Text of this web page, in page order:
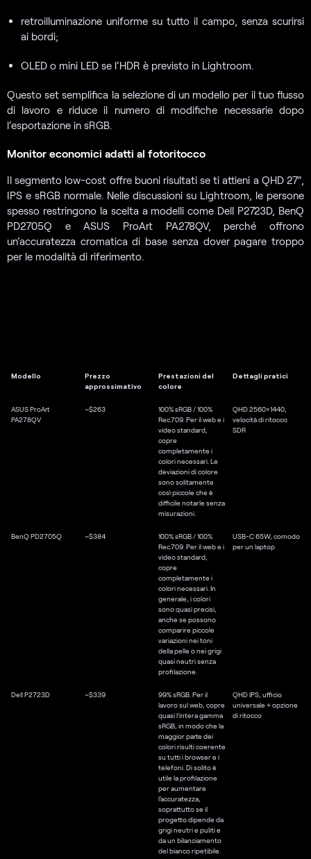
retroilluminazione uniforme su tutto il campo, senza scurirsi
ai bordi;
OLED o mini LED se l’HDR è previsto in Lightroom.
Questo set semplifica la selezione di un modello per il tuo flusso
di lavoro e riduce il numero di modifiche necessarie dopo
l’esportazione in sRGB.
Monitor economici adatti al fotoritocco
Il segmento low-cost offre buoni risultati se ti attieni a QHD 27″,
IPS e sRGB normale. Nelle discussioni su Lightroom, le persone
spesso restringono la scelta a modelli come Dell P2723D, BenQ
PD2705Q e ASUS ProArt PA278QV, perché offrono
un’accuratezza cromatica di base senza dover pagare troppo
per le modalità di riferimento.
Modello
Prezzo
approssimativo
Prestazioni del
colore
Dettagli pratici
ASUS ProArt
PA278QV
~$263
100% sRGB / 100%
Rec.709. Per il web e i
video standard,
copre
completamente i
colori necessari. Le
deviazioni di colore
sono solitamente
così piccole che è
difficile notarle senza
misurazioni.
QHD 2560×1440,
velocità di ritocco
SDR
BenQ PD2705Q ~$384
100% sRGB / 100%
Rec.709. Per il web e i
video standard,
copre
completamente i
colori necessari. In
generale, i colori
sono quasi precisi,
anche se possono
comparire piccole
variazioni nei toni
della pelle o nei grigi
quasi neutri senza
profilazione.
USB-C 65W, comodo
per un laptop
Dell P2723D ~$339
99% sRGB. Per il
lavoro sul web, copre
quasi l’intera gamma
sRGB, in modo che la
maggior parte dei
colori risulti coerente
su tutti i browser e i
telefoni. Di solito è
utile la profilazione
per aumentare
l’accuratezza,
soprattutto se il
progetto dipende da
grigi neutri e puliti e
da un bilanciamento
del bianco ripetibile.
QHD IPS, ufficio
universale + opzione
di ritocco